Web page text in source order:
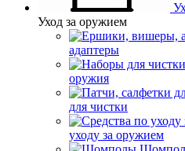
Уход за оружием
адаптеры
оружия
для чистки
уходу за оружием